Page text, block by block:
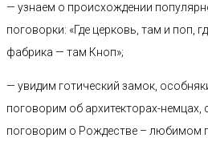
— узнаем о происхождении
поговорки: «Где церковь, там и поп,
фабрика — там Кноп»;
— увидим готический замок,
поговорим об архитекторах-
поговорим о Рождестве – любимом